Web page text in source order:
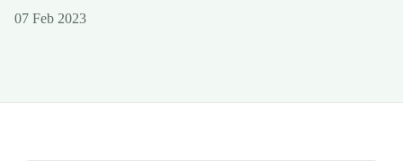
07 Feb 2023